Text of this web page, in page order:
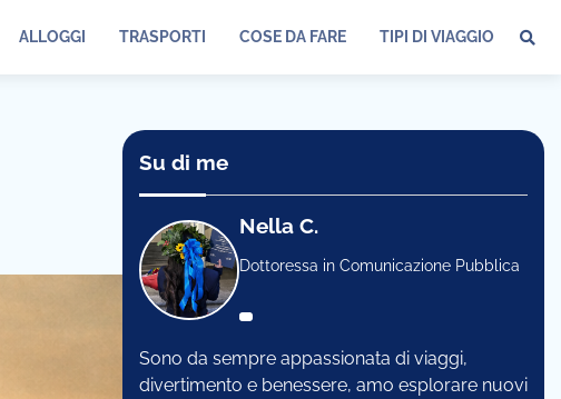
ALLOGGI TRASPORTI COSE DA FARE TIPI DI VIAGGIO
Su di me
Nella C.
Dottoressa in Comunicazione Pubblica
Sono da sempre appassionata di viaggi,
divertimento e benessere, amo esplorare nuovi